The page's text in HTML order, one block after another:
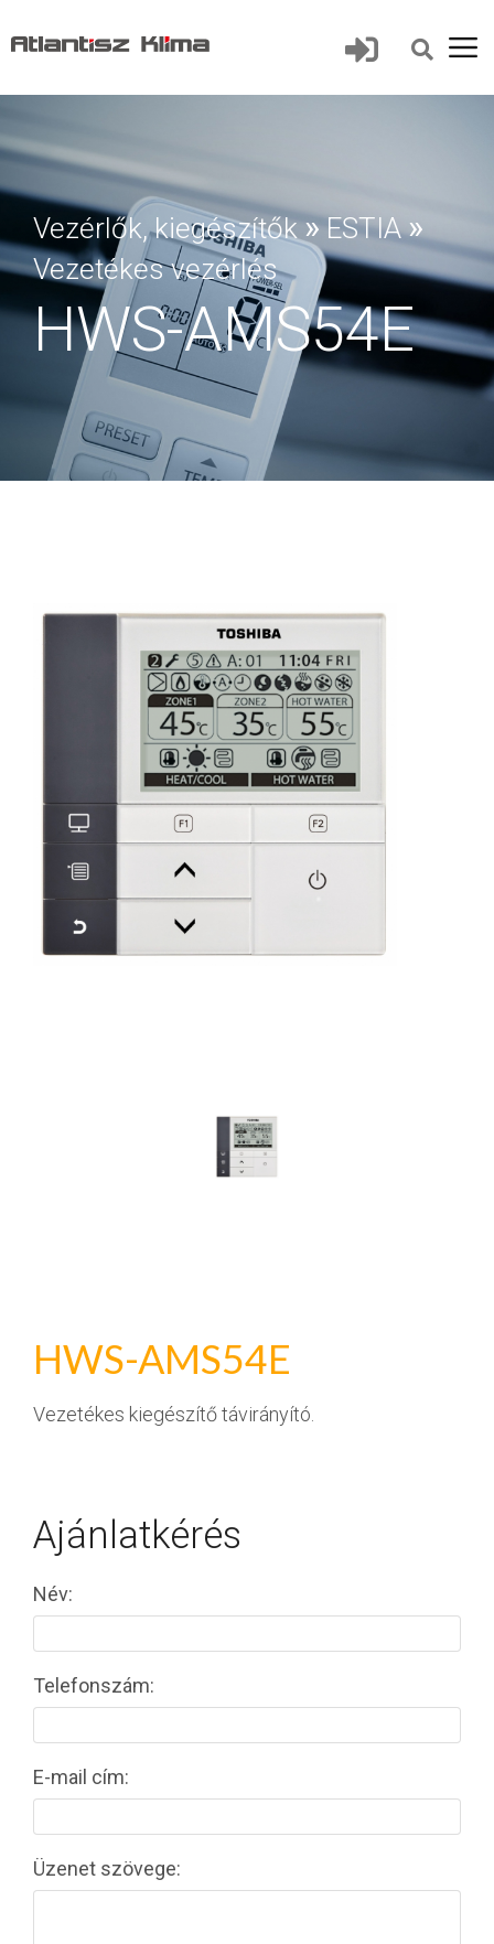
Vezérlők, kiegészítők » ESTIA »
Vezetékes vezérlés
HWS-AMS54E
HWS-AMS54E
Vezetékes kiegészítő távirányító.
Ajánlatkérés
Név:
Telefonszám:
E-mail cím:
Üzenet szövege: